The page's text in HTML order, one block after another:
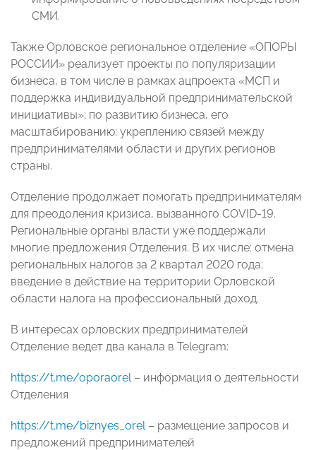
СМИ.
Также Орловское региональное отделение «ОПОРЫ
РОССИИ» реализует проекты по популяризации
бизнеса, в том числе в рамках ацпроекта «МСП и
поддержка индивидуальной предпринимательской
инициативы»; по развитию бизнеса, его
масштабированию; укреплению связей между
предпринимателями области и других регионов
страны.
Отделение продолжает помогать предпринимателям
для преодоления кризиса, вызванного COVID-19.
Региональные органы власти уже поддержали
многие предложения Отделения. В их числе: отмена
региональных налогов за 2 квартал 2020 года;
введение в действие на территории Орловской
области налога на профессиональный доход.
В интересах орловских предпринимателей
Отделение ведет два канала в Telegram:
https://t.me/oporaorel – информация о деятельности
Отделения
https://t.me/biznyes_orel – размещение запросов и
предложений предпринимателей